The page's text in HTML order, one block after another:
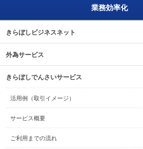
業務効率化
きらぼしビジネスネット
外為サービス
きらぼしでんさいサービス
活用例（取引イメージ）
サービス概要
ご利用までの流れ